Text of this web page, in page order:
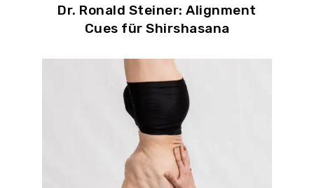
Dr. Ronald Steiner: Alignment
Cues für Shirshasana